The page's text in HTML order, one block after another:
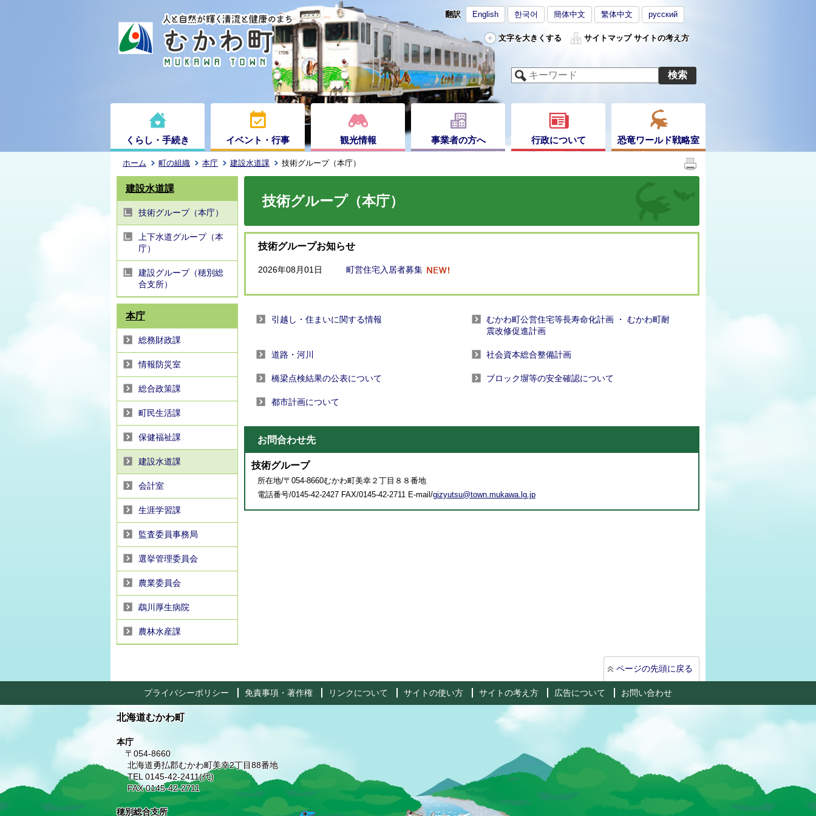
翻訳 English 한국어 簡体中文 繁体中文 русский
文字を大きくする サイトマップ サイトの考え方
くらし・手続き イベント・行事 観光情報 事業者の方へ 行政について 恐竜ワールド戦略室
ホーム 町の組織 本庁 建設水道課 技術グループ（本庁）
建設水道課
技術グループ（本庁）
上下水道グループ（本
庁）
建設グループ（穂別総
合支所）
本庁
総務財政課
情報防災室
総合政策課
町民生活課
保健福祉課
建設水道課
会計室
生涯学習課
監査委員事務局
選挙管理委員会
農業委員会
鵡川厚生病院
農林水産課
技術グループ（本庁）
技術グループお知らせ
2026年08月01日 町営住宅入居者募集
引越し・住まいに関する情報
むかわ町公営住宅等長寿命化計画 ・ むかわ町耐
震改修促進計画
道路・河川 社会資本総合整備計画
橋梁点検結果の公表について ブロック塀等の安全確認について
都市計画について
お問合わせ先
技術グループ
所在地/〒054-8660むかわ町美幸２丁目８８番地
電話番号/0145-42-2427 FAX/0145-42-2711 E-mail/gizyutsu@town.mukawa.lg.jp
ページの先頭に戻る
プライバシーポリシー 免責事項・著作権 リンクについて サイトの使い方 サイトの考え方 広告について お問い合わせ
北海道むかわ町
本庁
〒054-8660
北海道勇払郡むかわ町美幸2丁目88番地
TEL 0145-42-2411(代)
FAX 0145-42-2711
穂別総合支所